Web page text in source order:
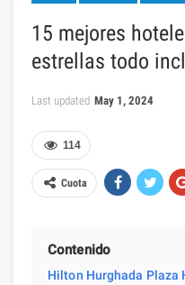
15 mejores
estrellas todo
Last updated May 1, 2024
114
Cuota
Contenido
Hilton Hurghada Plaza